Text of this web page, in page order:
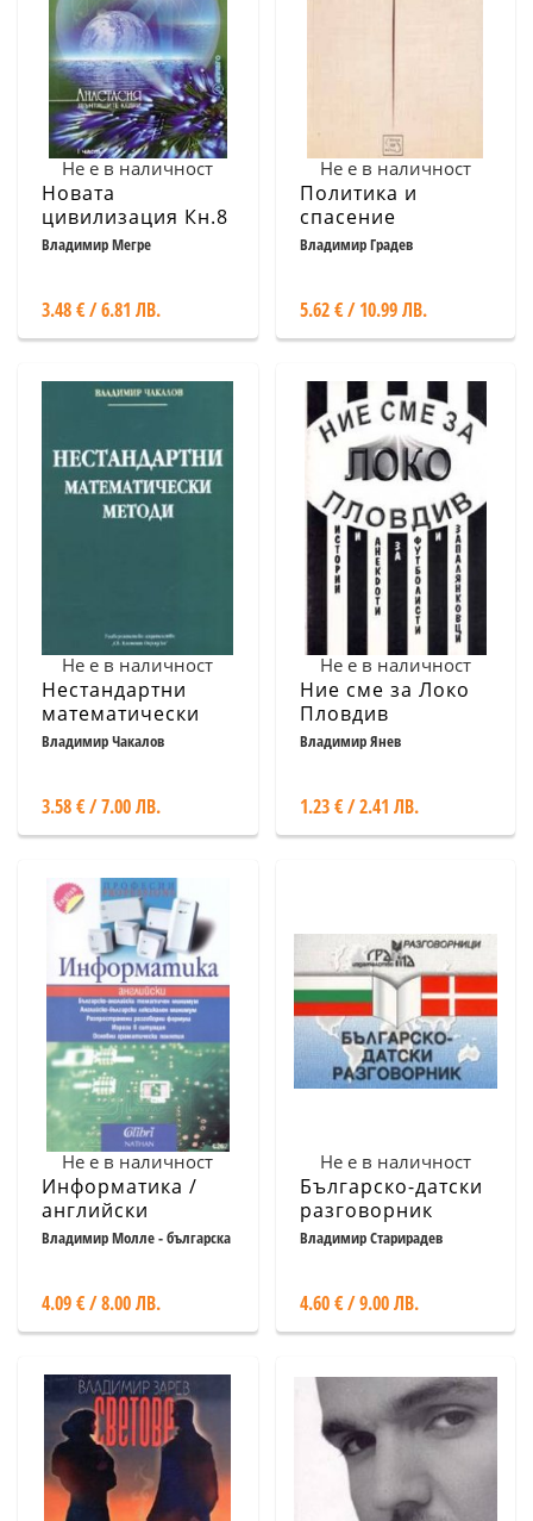
Не е в наличност
Новата
цивилизация Кн.8
ч.І - Звънтящите
Владимир Мегре
3.48 € / 6.81 ЛВ.
Не е в наличност
Политика и
спасение
Владимир Градев
5.62 € / 10.99 ЛВ.
Не е в наличност
Нестандартни
математически
методи
Владимир Чакалов
3.58 € / 7.00 ЛВ.
Не е в наличност
Ние сме за Локо
Пловдив
Владимир Янев
1.23 € / 2.41 ЛВ.
Не е в наличност
Информатика /
английски
Владимир Молле - българска
4.09 € / 8.00 ЛВ.
Не е в наличност
Българско-датски
разговорник
Владимир Старирадев
4.60 € / 9.00 ЛВ.